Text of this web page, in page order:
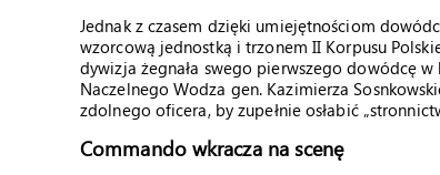
Jednak z czasem dzięki umiejętnościom
wzorcową jednostką i trzonem II Korpusu
dywizja żegnała swego pierwszego dowódcę
Naczelnego Wodza gen. Kazimierza
zdolnego oficera, by zupełnie osłabić
Commando wkracza na scenę